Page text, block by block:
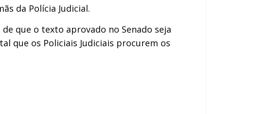
da Polícia Judicial.
que o texto aprovado no Senado seja
que os Policiais Judiciais procurem os